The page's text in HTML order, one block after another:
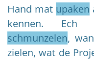
Hand mat upaken
kennen. Ech
schmunzelen,
zielen, wat de